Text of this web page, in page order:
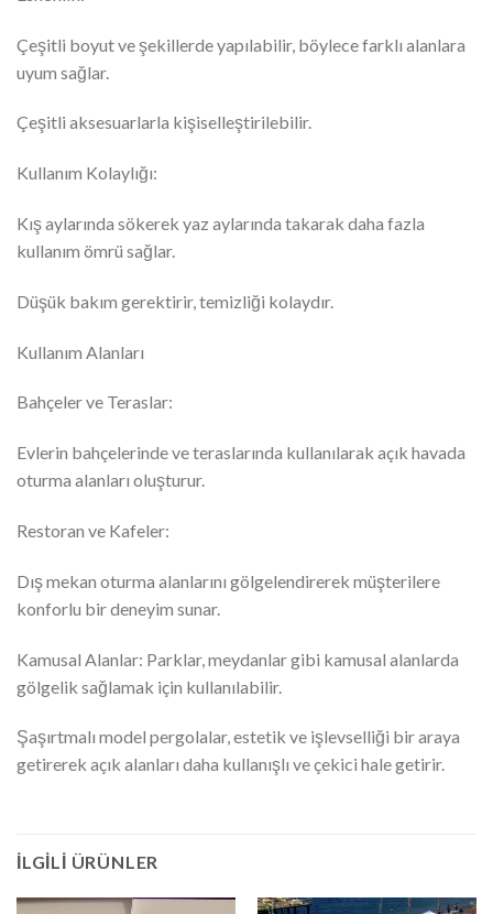
Çeşitli boyut ve şekillerde yapılabilir, böylece farklı alanlara
uyum sağlar.
Çeşitli aksesuarlarla kişiselleştirilebilir.
Kullanım Kolaylığı:
Kış aylarında sökerek yaz aylarında takarak daha fazla
kullanım ömrü sağlar.
Düşük bakım gerektirir, temizliği kolaydır.
Kullanım Alanları
Bahçeler ve Teraslar:
Evlerin bahçelerinde ve teraslarında kullanılarak açık havada
oturma alanları oluşturur.
Restoran ve Kafeler:
Dış mekan oturma alanlarını gölgelendirerek müşterilere
konforlu bir deneyim sunar.
Kamusal Alanlar: Parklar, meydanlar gibi kamusal alanlarda
gölgelik sağlamak için kullanılabilir.
Şaşırtmalı model pergolalar, estetik ve işlevselliği bir araya
getirerek açık alanları daha kullanışlı ve çekici hale getirir.
İLGILI ÜRÜNLER